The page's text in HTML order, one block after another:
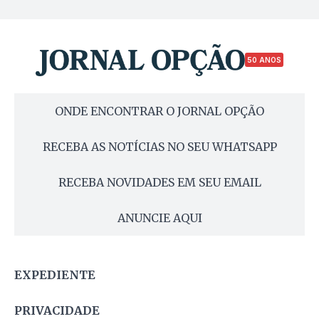
50 ANOS
ONDE ENCONTRAR O JORNAL OPÇÃO
RECEBA AS NOTÍCIAS NO SEU WHATSAPP
RECEBA NOVIDADES EM SEU EMAIL
ANUNCIE AQUI
EXPEDIENTE
PRIVACIDADE